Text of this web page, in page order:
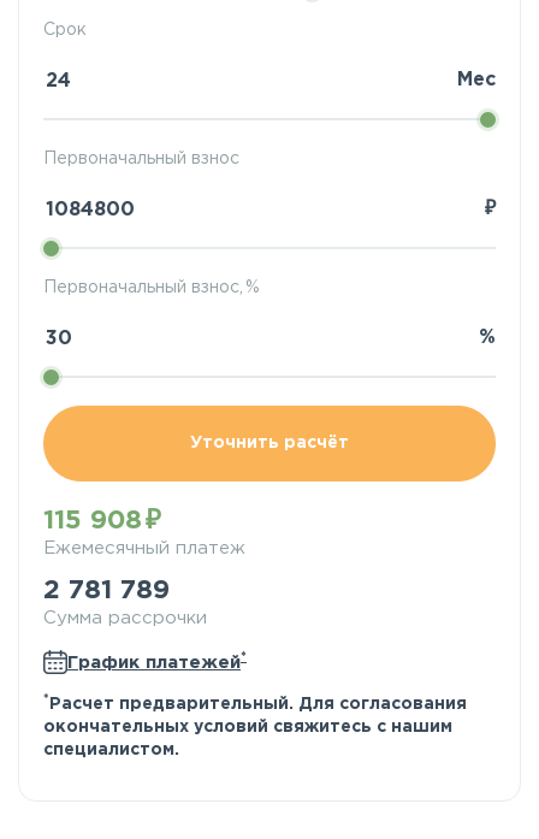
Первоначальный взнос
₽
Срок
Мес
Первоначальный взнос, %
%
Уточнить расчёт
115 908
Ежемесячный платеж
2 781 789
Сумма рассрочки
График платежей*
* Расчет предварительный. Для согласования
окончательных условий свяжитесь с нашим
специалистом.